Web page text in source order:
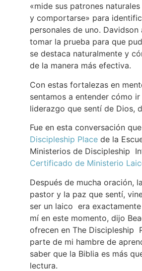
«mide sus patrones
y comportarse» para
personales de uno. Davidson
tomar la prueba para que
se destaca naturalmente y
de la manera más efectiva.
Con estas fortalezas en
sentamos a entender cómo
liderazgo que sentí de Dios,
Fue en esta conversación
Discipleship Place de la
Ministerios de Discipleship
Certificado de Ministerio
Después de mucha oración,
pastor y la paz que sentí,
ser un laico era
mí en este momento, dijo
ofrecen en The Discipleship
parte de mi hambre de
saber que la Biblia es más
lectura.